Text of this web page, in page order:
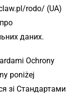
rodo/ (UA)
даних.
Ochrony
poniżej
зі Стандартами